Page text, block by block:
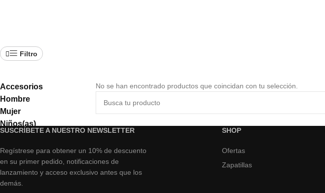
Filtro
Accesorios
Hombre
Mujer
Niños(as)
No se han encontrado productos que coincidan con tu selección.
SUSCRÍBETE A NUESTRO NEWSLETTER
Regístrese para obtener un 10% de descuento
en su primer pedido, notificaciones de
lanzamiento y acceso exclusivo antes que los
demás.
SHOP
Ofertas
Zapatillas